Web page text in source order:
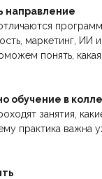
направление
маркетинг, ИИ
понять,
обучение в
занятия,
практика важна